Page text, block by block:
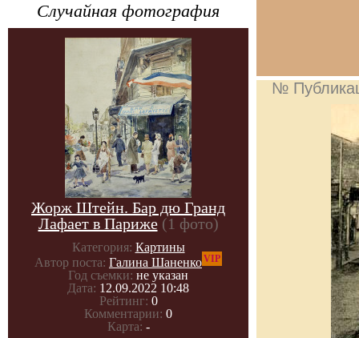
Случайная фотография
Жорж Штейн. Бар дю Гранд
Лафает в Париже (1 фото)
Категория: Картины
Автор поста: Галина ШаненкоVIP
Год съемки: не указан
Дата: 12.09.2022 10:48
Рейтинг: 0
Комментарии: 0
Карта: -
№